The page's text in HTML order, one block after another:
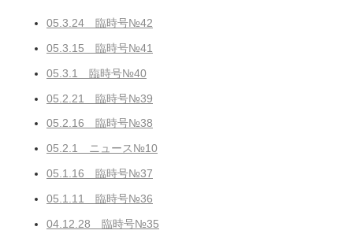
05.3.24 臨時号№42
05.3.15 臨時号№41
05.3.1 臨時号№40
05.2.21 臨時号№39
05.2.16 臨時号№38
05.2.1 ニュース№10
05.1.16 臨時号№37
05.1.11 臨時号№36
04.12.28 臨時号№35